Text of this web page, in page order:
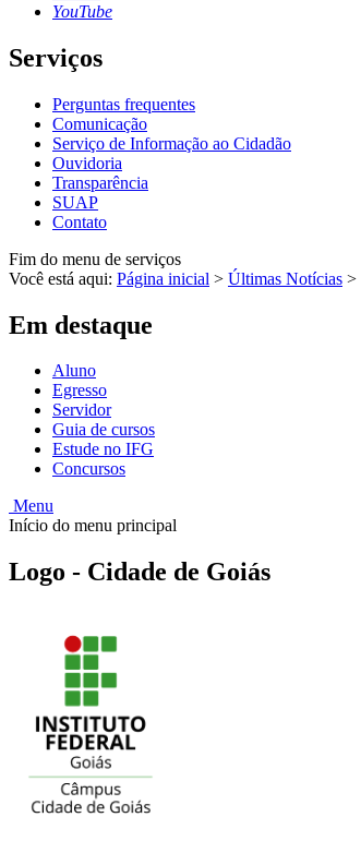
YouTube
Serviços
Perguntas frequentes
Comunicação
Serviço de Informação ao Cidadão
Ouvidoria
Transparência
SUAP
Contato
Fim do menu de serviços
Você está aqui: Página inicial > Últimas Notícias >
Em destaque
Aluno
Egresso
Servidor
Guia de cursos
Estude no IFG
Concursos
Menu
Início do menu principal
Logo - Cidade de Goiás